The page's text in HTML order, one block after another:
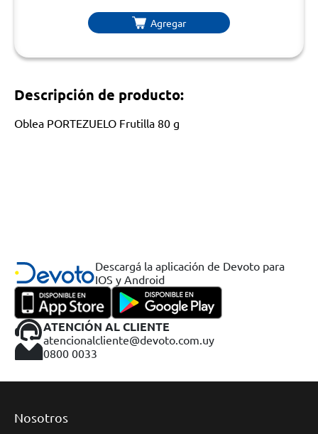
Agregar
Descripción de producto:
Oblea PORTEZUELO Frutilla 80 g
Descargá la aplicación de Devoto para
IOS y Android
ATENCIÓN AL CLIENTE
atencionalcliente@devoto.com.uy
0800 0033
Nosotros